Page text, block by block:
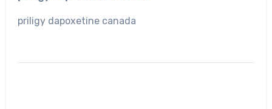
priligy dapoxetine canada